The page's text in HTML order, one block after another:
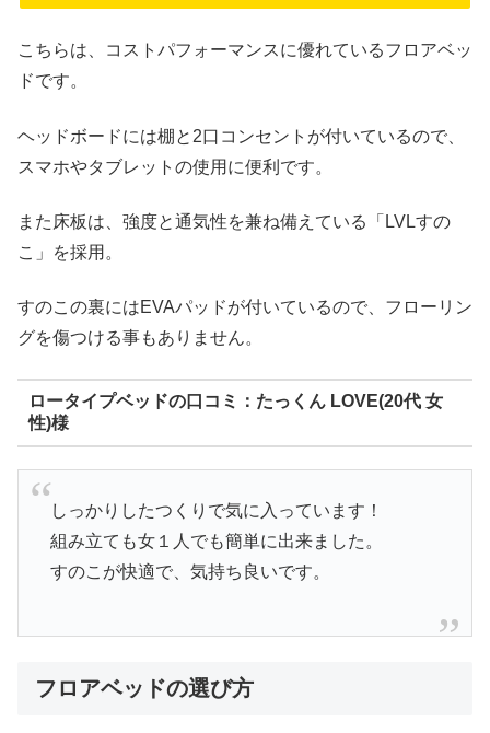
こちらは、コストパフォーマンスに優れているフロアベッ
ドです。
ヘッドボードには棚と2口コンセントが付いているので、
スマホやタブレットの使用に便利です。
また床板は、強度と通気性を兼ね備えている「LVLすの
こ」を採用。
すのこの裏にはEVAパッドが付いているので、フローリン
グを傷つける事もありません。
ロータイプベッドの口コミ：たっくん LOVE(20代 女
性)様
しっかりしたつくりで気に入っています！
組み立ても女１人でも簡単に出来ました。
すのこが快適で、気持ち良いです。
フロアベッドの選び方